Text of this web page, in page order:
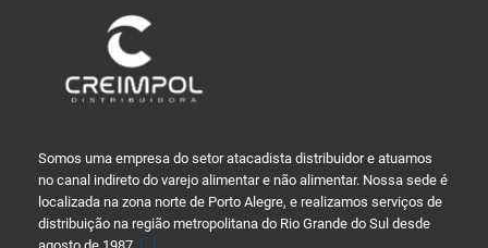
Somos uma empresa do setor atacadista distribuidor e atuamos
no canal indireto do varejo alimentar e não alimentar. Nossa sede é
localizada na zona norte de Porto Alegre, e realizamos serviços de
distribuição na região metropolitana do Rio Grande do Sul desde